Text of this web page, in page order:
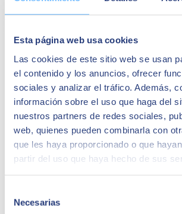
Esta página web usa cookies
Las cookies de este sitio web se usan
el contenido y los anuncios, ofrecer
sociales y analizar el tráfico. Además,
información sobre el uso que haga del
nuestros partners de redes sociales,
web, quienes pueden combinarla con
que les haya proporcionado o que
partir del uso que haya hecho de sus
Necesarias
communication entre les usines. Dans le
impulsion technologique ont été fondamentales.